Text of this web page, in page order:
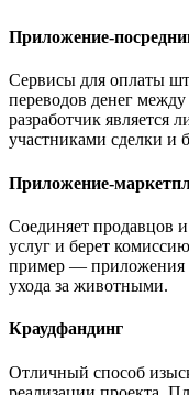
Приложение-
Сервисы для оплаты
переводов денег
разработчик
участниками сделки и
Приложение-
Соединяет продавцов
услуг и берет
пример — приложения
ухода за животными.
Краудфандинг
Отличный способ